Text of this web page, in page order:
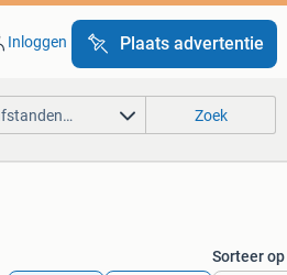
Inloggen Plaats advertentie
Zoek
Sorteer op